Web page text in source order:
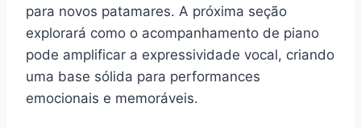
para novos patamares. A próxima seção
explorará como o acompanhamento de piano
pode amplificar a expressividade vocal, criando
uma base sólida para performances
emocionais e memoráveis.